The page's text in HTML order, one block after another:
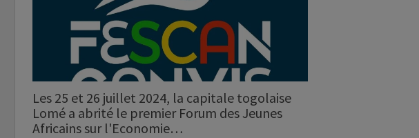
Les 25 et 26 juillet 2024, la capitale togolaise
Lomé a abrité le premier Forum des Jeunes
Africains sur l'Economie…